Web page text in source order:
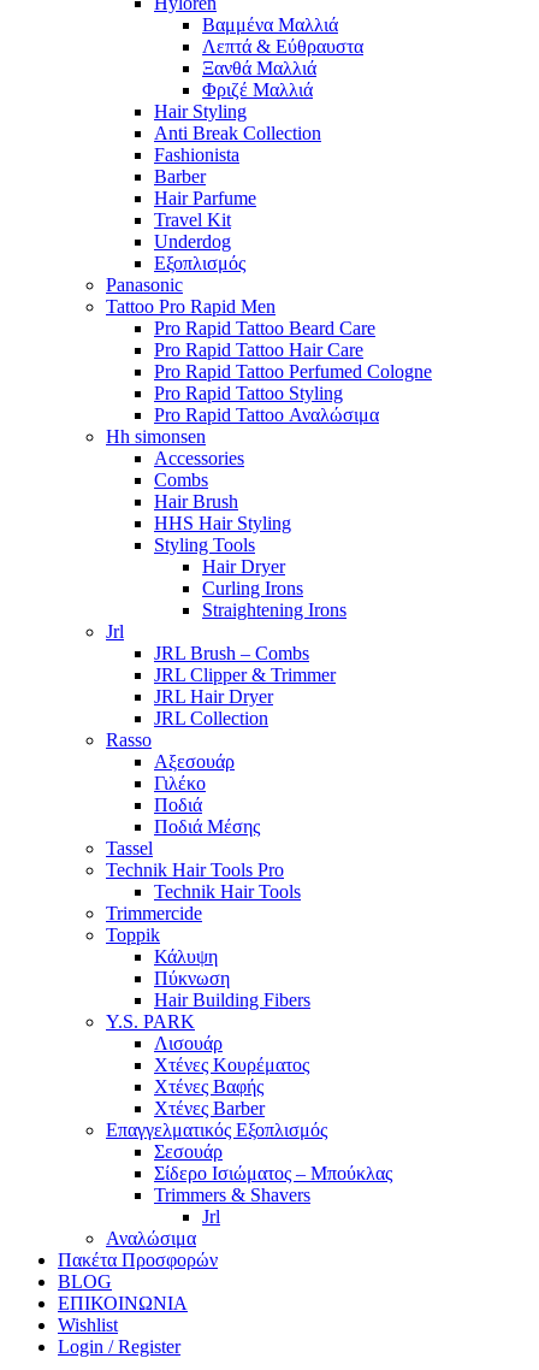
Βαμμένα Μαλλιά
Λεπτά & Εύθραυστα
Ξανθά Μαλλιά
Φριζέ Μαλλιά
Hair Styling
Anti Break Collection
Fashionista
Barber
Hair Parfume
Travel Kit
Underdog
Εξοπλισμός
Panasonic
Tattoo Pro Rapid Men
Pro Rapid Tattoo Beard Care
Pro Rapid Tattoo Hair Care
Pro Rapid Tattoo Perfumed Cologne
Pro Rapid Tattoo Styling
Pro Rapid Tattoo Αναλώσιμα
Hh simonsen
Accessories
Combs
Hair Brush
HHS Hair Styling
Styling Tools
Hair Dryer
Curling Irons
Straightening Irons
Jrl
JRL Brush – Combs
JRL Clipper & Trimmer
JRL Hair Dryer
JRL Collection
Rasso
Αξεσουάρ
Γιλέκο
Ποδιά
Ποδιά Μέσης
Tassel
Technik Hair Tools Pro
Technik Hair Tools
Trimmercide
Toppik
Κάλυψη
Πύκνωση
Hair Building Fibers
Y.S. PARK
Λισουάρ
Χτένες Κουρέματος
Χτένες Βαφής
Χτένες Barber
Επαγγελματικός Εξοπλισμός
Σεσουάρ
Σίδερο Ισιώματος – Μπούκλας
Trimmers & Shavers
Jrl
Αναλώσιμα
Πακέτα Προσφορών
BLOG
ΕΠΙΚΟΙΝΩΝΙΑ
Wishlist
Login / Register